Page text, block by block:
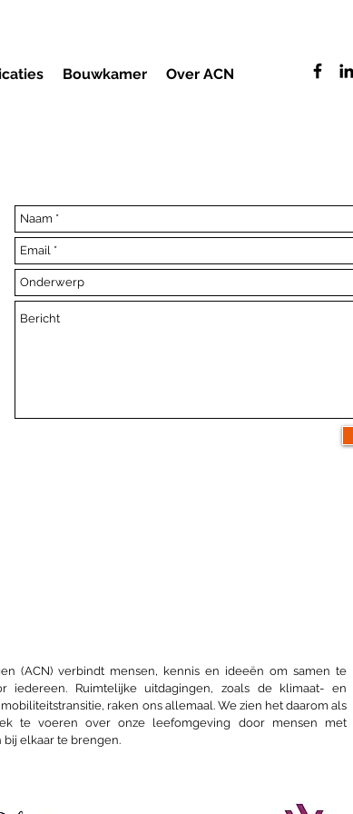
Bouwkamer Over ACN
(ACN) verbindt mensen, kennis en ideeën om samen te
iedereen. Ruimtelijke uitdagingen, zoals de klimaat- en
raken ons allemaal. We zien het daarom als
te voeren over onze leefomgeving door mensen met
elkaar te brengen.